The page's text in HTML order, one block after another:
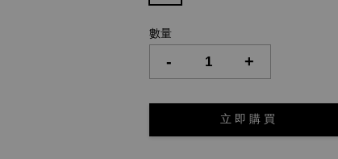
數量
- +
立 即 購 買